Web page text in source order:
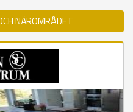
NÄROMRÅDET